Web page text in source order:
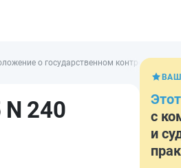
о государственном контроле
240
с
и